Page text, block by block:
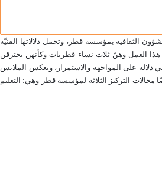
بمؤسسة قطر، وتحمل دلالاتها الفنيّة
العمل وهنّ ثلاث نساء قطريات وكأنهن يخترقن
دلالة على المواجهة والاستمرار، ويعكس الملابس
مجالات التركيز الثلاثة لمؤسسة قطر وهي: التعليم